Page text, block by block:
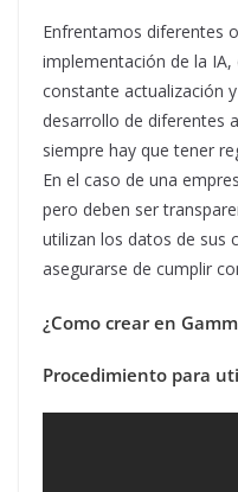
Enfrentamos diferentes
implementación de la
constante actualización
desarrollo de diferentes
siempre hay que tener
En el caso de una
pero deben ser
utilizan los datos de sus
asegurarse de cumplir
¿Como crear en
Procedimiento para